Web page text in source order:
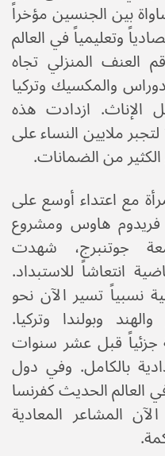
بين الجنسين مؤخراً
وتعليمياً في العالم
العنف المنزلي تجاه
والمكسيك وتركيا
الإناث. ازدادت هذه
التوجهات إثر جائحة كوفيد-19 لتجبر ملايين النساء على
من الضمانات.
مع اعتداء أوسع على
فريدوم هاوس ومشروع
جوتنبرج، شهدت
انتعاشاً للاستبداد.
نسبياً تسير الآن نحو
وبولندا وتركيا.
جزئياً قبل عشر سنوات
بالكامل. وفي دول
العالم الحديث كفرنسا
المشاعر المعادية